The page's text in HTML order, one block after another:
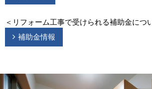
＜リフォーム工事で受けられる補助金につ
補助金情報